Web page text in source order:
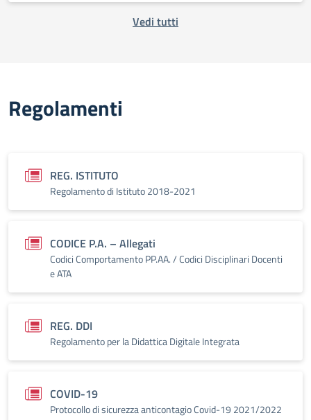
Vedi tutti
Regolamenti
REG. ISTITUTO
Regolamento di Istituto 2018-2021
CODICE P.A. – Allegati
Codici Comportamento PP.AA. / Codici Disciplinari Docenti
e ATA
REG. DDI
Regolamento per la Didattica Digitale Integrata
COVID-19
Protocollo di sicurezza anticontagio Covid-19 2021/2022